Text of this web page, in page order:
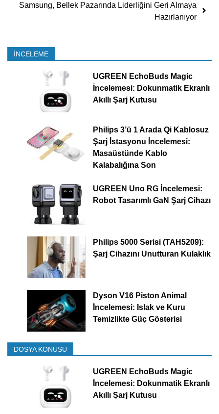
Samsung, Bellek Pazarında Liderliğini Geri Almaya
Hazırlanıyor
İNCELEME
UGREEN EchoBuds Magic
İncelemesi: Dokunmatik Ekranlı
Akıllı Şarj Kutusu
Philips 3’ü 1 Arada Qi Kablosuz
Şarj İstasyonu İncelemesi:
Masaüstünde Kablo
Kalabalığına Son
UGREEN Uno RG İncelemesi:
Robot Tasarımlı GaN Şarj Cihazı
Philips 5000 Serisi (TAH5209):
Şarj Cihazını Unutturan Kulaklık
Dyson V16 Piston Animal
İncelemesi: Islak ve Kuru
Temizlikte Güç Gösterisi
DOSYA KONUSU
UGREEN EchoBuds Magic
İncelemesi: Dokunmatik Ekranlı
Akıllı Şarj Kutusu